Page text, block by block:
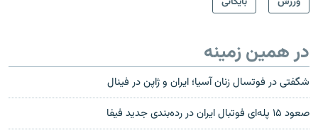
در همین زمینه
شگفتی در فوتسال زنان آسيا؛ ايران و ژاپن در فينال
صعود ۱۵ پله‌ای فوتبال ایران در رده‌بندی جدید فیفا